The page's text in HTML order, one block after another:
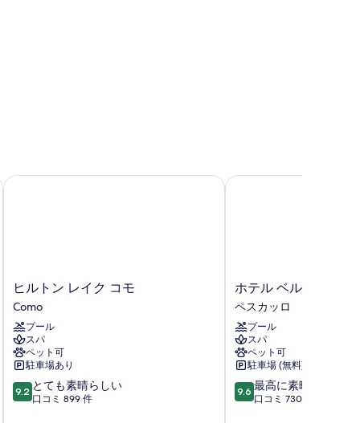
ヒ
ル
ト
ン
レ
イ
ク
コ
モ
ヒルトン レイク コモ
Como
プール
スパ
ペット可
駐車場あり
10
段
9.2 とても素晴らしい
口コミ 899 件
ヒルトン レイク コモ
ホ
テ
ル
ベ
ル
ヴ
ェ
デ
ー
ホテル ベルヴェデー
ペスカッロ
プール
スパ
ペット可
駐車場 (無料)
10
段
9.6 最高に素晴らしい
口コミ 730 件
ホテル ベルヴェデーレ